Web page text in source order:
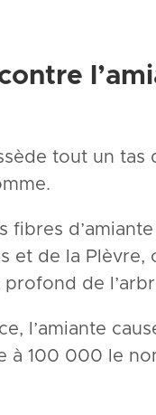
tout un
fibres
et de la
profond de
l’amiante
à 100 000 le